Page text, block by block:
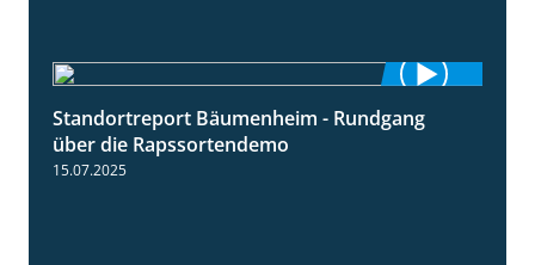
6:03
Standortreport Bäumenheim - Rundgang
über die Rapssortendemo
15.07.2025